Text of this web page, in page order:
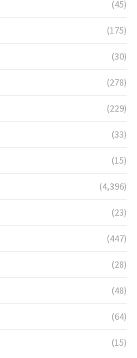
(45)
(175)
(30)
(278)
(229)
(33)
(15)
(4,396)
(23)
(447)
(28)
(48)
(64)
(15)